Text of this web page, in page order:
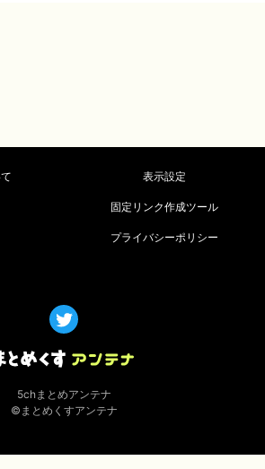
表示設定
固定リンク作成ツール
プライバシーポリシー
5chまとめアンテナ
©まとめくすアンテナ